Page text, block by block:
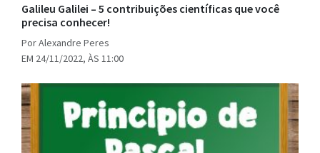
Galileu Galilei – 5 contribuições científicas que você
precisa conhecer!
Por Alexandre Peres
EM 24/11/2022, ÀS 11:00